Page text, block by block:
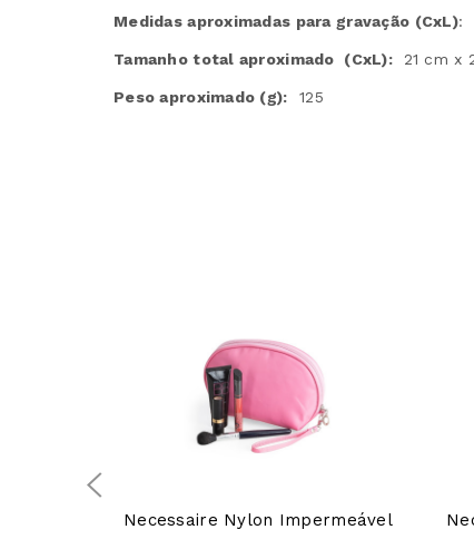
Medidas aproximadas para gravação (CxL):
Tamanho total aproximado (CxL): 21 cm x
Peso aproximado (g): 125
Necessaire Nylon Impermeável